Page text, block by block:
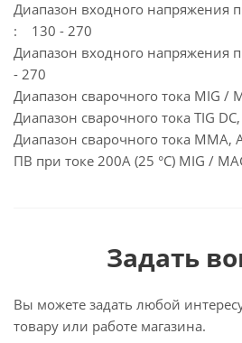
Диапазон входного напряжения
: 130 - 270
Диапазон входного напряжения
- 270
Диапазон сварочного тока MIG
Диапазон сварочного тока TIG
Диапазон сварочного тока
ПВ при токе 200А (25 °C) МIG /
Задать
Вы можете задать любой
товару или работе магазина.